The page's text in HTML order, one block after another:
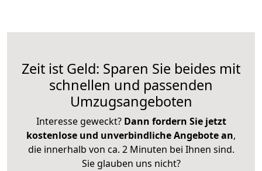
Zeit ist Geld: Sparen Sie beides mit
schnellen und passenden
Umzugsangeboten
Interesse geweckt? Dann fordern Sie jetzt
kostenlose und unverbindliche Angebote an,
die innerhalb von ca. 2 Minuten bei Ihnen sind.
Sie glauben uns nicht?